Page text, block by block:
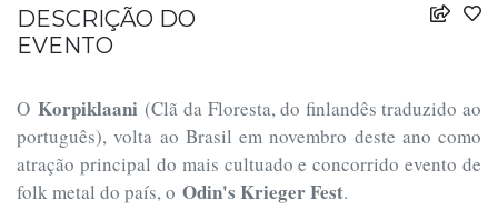
DESCRIÇÃO DO
EVENTO
O Korpiklaani (Clã da Floresta, do finlandês traduzido ao
português), volta ao Brasil em novembro deste ano como
atração principal do mais cultuado e concorrido evento de
folk metal do país, o Odin's Krieger Fest.